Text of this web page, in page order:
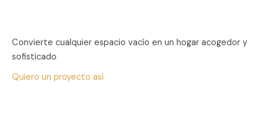
Convierte cualquier espacio vacío en un hogar acogedor y
sofisticado
Quiero un proyecto así